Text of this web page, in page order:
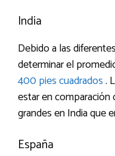
India
Debido a las
determinar el
400 pies cuadrados.
estar en comparación
grandes en India que
España